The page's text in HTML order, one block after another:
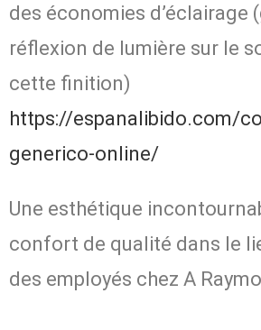
des économies d’éclairage
réflexion de lumière sur le
cette finition)
https://espanalibido.com/
generico-online/
Une esthétique
confort de qualité dans le
des employés chez A